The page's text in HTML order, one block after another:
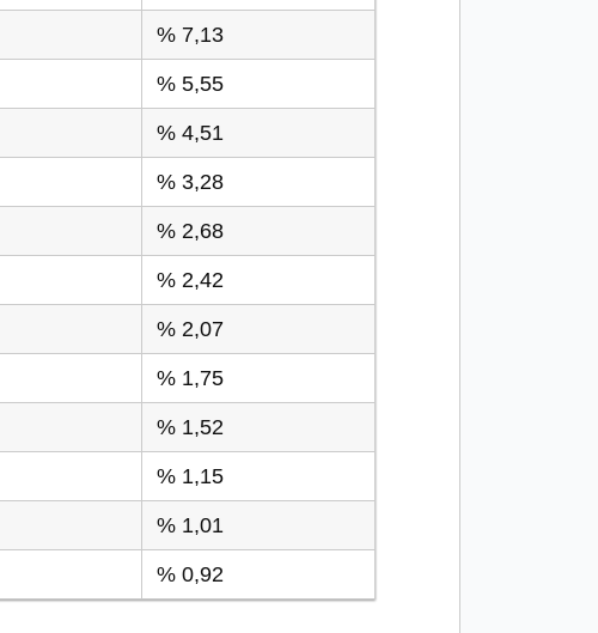
% 7,13
% 5,55
% 4,51
% 3,28
% 2,68
% 2,42
% 2,07
% 1,75
% 1,52
% 1,15
% 1,01
% 0,92